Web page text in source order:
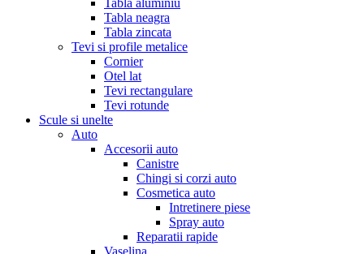
Tabla aluminiu
Tabla neagra
Tabla zincata
Tevi si profile metalice
Cornier
Otel lat
Tevi rectangulare
Tevi rotunde
Scule si unelte
Auto
Accesorii auto
Canistre
Chingi si corzi auto
Cosmetica auto
Intretinere piese
Spray auto
Reparatii rapide
Vaselina